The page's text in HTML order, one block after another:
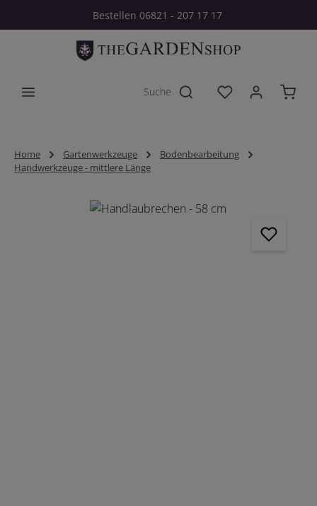
Zum Hauptinhalt springenBestellen 06821 - 207 17 17
Du hast 0
Home Gartenwerkzeuge
Bodenbearbeitung
Handwerkzeuge - mittlere Länge
Bildergalerie überspringen